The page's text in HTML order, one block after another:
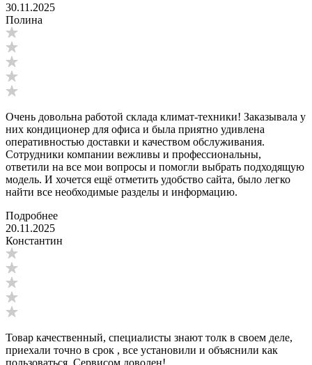
30.11.2025
Полина
Очень довольна работой склада климат-техники! Заказывала у
них кондиционер для офиса и была приятно удивлена
оперативностью доставки и качеством обслуживания.
Сотрудники компании вежливы и профессиональны,
ответили на все мои вопросы и помогли выбрать подходящую
модель. И хочется ещё отметить удобство сайта, было легко
найти все необходимые разделы и информацию.
Подробнее
20.11.2025
Константин
Товар качественный, специалисты знают толк в своем деле,
приехали точно в срок , все установили и объяснили как
пользоваться. Сервисом доволен!